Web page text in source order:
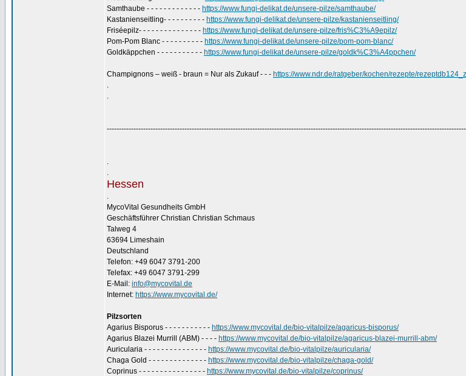
Samthaube - - - - - - - - - - - - - https://www.fungi-delikat.de/unsere-pilze/samthaube/
Kastanienseitling- - - - - - - - - - https://www.fungi-delikat.de/unsere-pilze/kastanienseitling/
Friséepilz- - - - - - - - - - - - - - - https://www.fungi-delikat.de/unsere-pilze/fris%C3%A9epilz/
Pom-Pom Blanc - - - - - - - - - - https://www.fungi-delikat.de/unsere-pilze/pom-pom-blanc/
Goldkäppchen - - - - - - - - - - - https://www.fungi-delikat.de/unsere-pilze/goldk%C3%A4ppchen/
Champignons – weiß - braun = Nur als Zukauf - - - https://www.ndr.de/ratgeber/kochen/rezepte/
.
.
.
.
Hessen
.
MycoVital Gesundheits GmbH
Geschäftsführer Christian Christian Schmaus
Talweg 4
63694 Limeshain
Deutschland
Telefon: +49 6047 3791-200
Telefax: +49 6047 3791-299
E-Mail: info@mycovital.de
Internet: https://www.mycovital.de/
Pilzsorten
Agarius Bisporus - - - - - - - - - - - https://www.mycovital.de/bio-vitalpilze/agaricus-bisporus/
Agarius Blazei Murrill (ABM) - - - - https://www.mycovital.de/bio-vitalpilze/agaricus-blazei-murrill-abm/
Auricularia - - - - - - - - - - - - - - - https://www.mycovital.de/bio-vitalpilze/auricularia/
Chaga Gold - - - - - - - - - - - - - - https://www.mycovital.de/bio-vitalpilze/chaga-gold/
Coprinus - - - - - - - - - - - - - - - - https://www.mycovital.de/bio-vitalpilze/coprinus/